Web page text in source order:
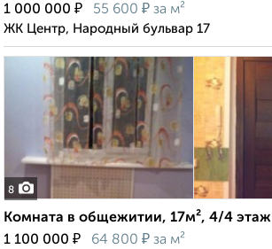
1 000 000 ₽ 55 600 ₽ за м²
ЖК Центр, Народный бульвар 17
8
Комната в общежитии, 17м², 4/4 этаж
1 100 000 ₽ 64 800 ₽ за м²